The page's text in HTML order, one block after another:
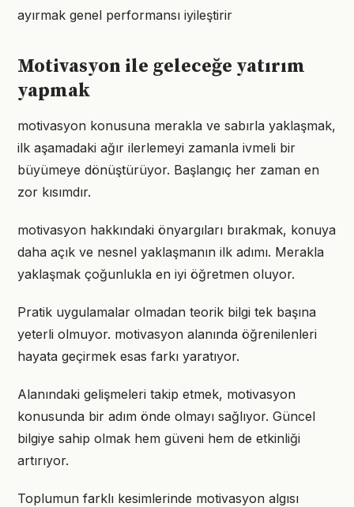
ayırmak genel performansı iyileştirir
Motivasyon ile geleceğe yatırım
yapmak
motivasyon konusuna merakla ve sabırla yaklaşmak,
ilk aşamadaki ağır ilerlemeyi zamanla ivmeli bir
büyümeye dönüştürüyor. Başlangıç her zaman en
zor kısımdır.
motivasyon hakkındaki önyargıları bırakmak, konuya
daha açık ve nesnel yaklaşmanın ilk adımı. Merakla
yaklaşmak çoğunlukla en iyi öğretmen oluyor.
Pratik uygulamalar olmadan teorik bilgi tek başına
yeterli olmuyor. motivasyon alanında öğrenilenleri
hayata geçirmek esas farkı yaratıyor.
Alanındaki gelişmeleri takip etmek, motivasyon
konusunda bir adım önde olmayı sağlıyor. Güncel
bilgiye sahip olmak hem güveni hem de etkinliği
artırıyor.
Toplumun farklı kesimlerinde motivasyon algısı